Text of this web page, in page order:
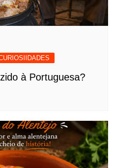
à Portuguesa?